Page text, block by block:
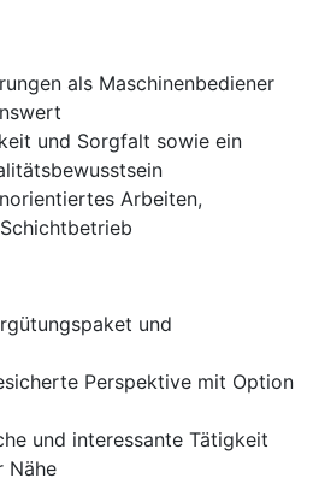
als Maschinenbediener
und Sorgfalt sowie ein
Arbeiten,
und
Perspektive mit Option
und interessante Tätigkeit
Nähe